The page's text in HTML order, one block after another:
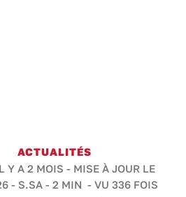
ACTUALITÉS
Y A 2 MOIS - MISE À JOUR LE
- S.SA - 2 MIN - VU 336 FOIS